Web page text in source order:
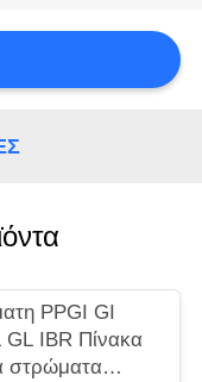
PPGI GI
GL IBR Πίνακα
στρώματα